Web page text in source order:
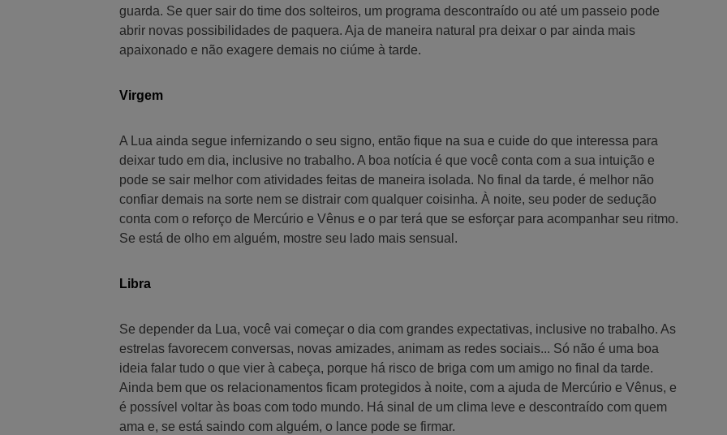
guarda. Se quer sair do time dos solteiros, um programa descontraído ou até um passeio pode
abrir novas possibilidades de paquera. Aja de maneira natural pra deixar o par ainda mais
apaixonado e não exagere demais no ciúme à tarde.
Virgem
A Lua ainda segue infernizando o seu signo, então fique na sua e cuide do que interessa para
deixar tudo em dia, inclusive no trabalho. A boa notícia é que você conta com a sua intuição e
pode se sair melhor com atividades feitas de maneira isolada. No final da tarde, é melhor não
confiar demais na sorte nem se distrair com qualquer coisinha. À noite, seu poder de sedução
conta com o reforço de Mercúrio e Vênus e o par terá que se esforçar para acompanhar seu ritmo.
Se está de olho em alguém, mostre seu lado mais sensual.
Libra
Se depender da Lua, você vai começar o dia com grandes expectativas, inclusive no trabalho. As
estrelas favorecem conversas, novas amizades, animam as redes sociais... Só não é uma boa
ideia falar tudo o que vier à cabeça, porque há risco de briga com um amigo no final da tarde.
Ainda bem que os relacionamentos ficam protegidos à noite, com a ajuda de Mercúrio e Vênus, e
é possível voltar às boas com todo mundo. Há sinal de um clima leve e descontraído com quem
ama e, se está saindo com alguém, o lance pode se firmar.